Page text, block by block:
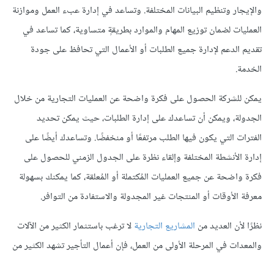
والإيجار وتنظيم البيانات المختلفة. وتساعد في إدارة عبء العمل وموازنة
العمليات لضمان توزيع المهام والموارد بطريقةٍ متساوية، كما تساعد في
تقديم الدعم لإدارة جميع الطلبات أو الأعمال التي تحافظ على جودة
الخدمة.
يمكن للشركة الحصول على فكرة واضحة عن العمليات التجارية من خلال
الجدولة، ويمكن أن تساعدك على إدارة الطلبات، حيث يمكن تحديد
الفترات التي يكون فيها الطلب مرتفعًا أو منخفضًا. وتساعدك أيضًا على
إدارة الأنشطة المختلفة وإلقاء نظرة على الجدول الزمني للحصول على
فكرة واضحة عن جميع العمليات المُكتملة أو المُعلقة، كما يمكنك بسهولة
معرفة الأوقات أو المنتجات غير المجدولة والاستفادة من التوافر.
نظرًا لأن العديد من المشاريع التجاريةلا ترغب باستثمار الكثير من الآلات
والمعدات في المرحلة الأولى من العمل، فإن أعمال التأجير تشهد الكثير من